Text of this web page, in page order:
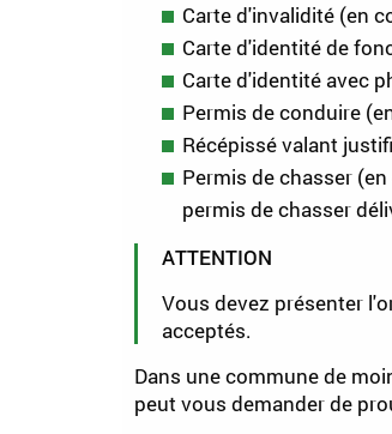
Carte d'invalidité (en
Carte d'identité de
Carte d'identité avec
Permis de conduire
Récépissé valant
Permis de chasser
permis de chasser
ATTENTION
Vous devez présenter
acceptés.
Dans une commune de
peut vous demander de